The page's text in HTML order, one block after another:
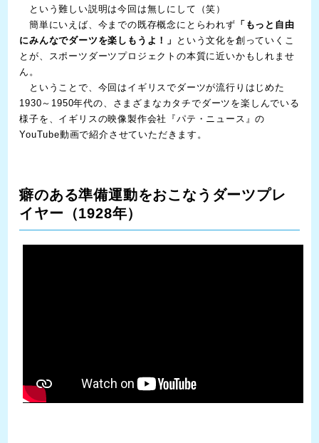
という難しい説明は今回は無しにして（笑）
簡単にいえば、今までの既存概念にとらわれず 「もっと自由
にみんなでダーツを楽しもうよ！」
という文化を創っていくこ
とが、スポーツダーツプロジェクトの本質に近いかもしれませ
ん。
ということで、今回はイギリスでダーツが流行りはじめた
1930～1950年代の、さまざまなカタチでダーツを楽しんでいる
様子を、イギリスの映像製作会社『パテ・ニュース』の
YouTube動画で紹介させていただきます。
癖のある準備運動をおこなうダーツプレ
イヤー（1928年）